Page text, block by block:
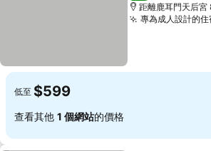
距離鹿耳門天后宮
專為成人設計的住
低至 $599
查看其他 1 個網站的價格